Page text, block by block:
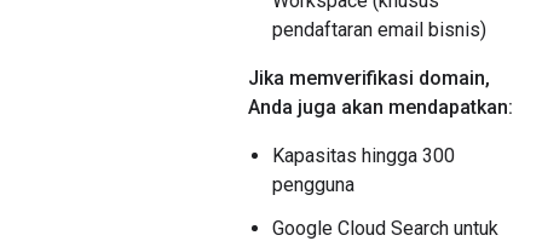
pendaftaran email bisnis)
Jika memverifikasi domain,
Anda juga akan mendapatkan:
Kapasitas hingga 300
pengguna
Google Cloud Search untuk